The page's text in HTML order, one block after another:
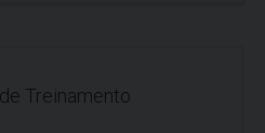
Treinamento